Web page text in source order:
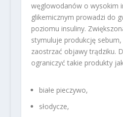
węglowodanów o wysokim
glikemicznym prowadzi do
poziomu insuliny.
stymuluje produkcję
zaostrzać objawy trądziku.
ograniczyć takie produkty
białe pieczywo,
słodycze,